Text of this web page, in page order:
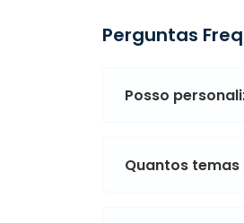
Perguntas
Posso
Quantos